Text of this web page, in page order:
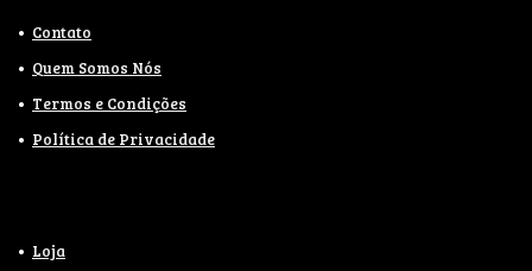
Contato
Quem Somos Nós
Termos e Condições
Política de Privacidade
Loja